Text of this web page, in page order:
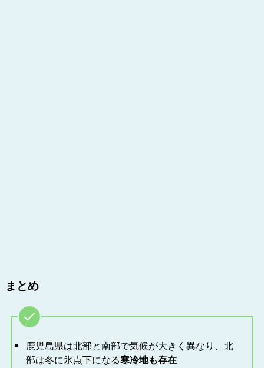
まとめ
鹿児島県は北部と南部で気候が大きく異なり、北
部は冬に氷点下になる寒冷地も存在